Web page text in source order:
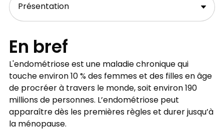
En bref
L'endométriose est une maladie chronique qui
touche environ 10 % des femmes et des filles en âge
de procréer à travers le monde, soit environ 190
millions de personnes. L’endométriose peut
apparaître dès les premières règles et durer jusqu’à
la ménopause.